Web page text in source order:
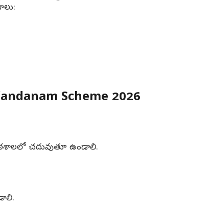
Scheme 2026
చదువుతూ ఉండాలి.